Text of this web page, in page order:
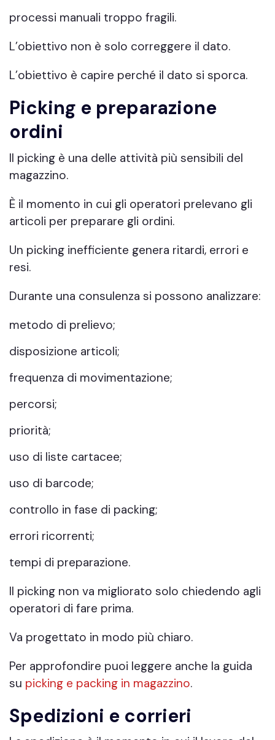
processi manuali troppo fragili.
L’obiettivo non è solo correggere il dato.
L’obiettivo è capire perché il dato si sporca.
Picking e preparazione
ordini
Il picking è una delle attività più sensibili del
magazzino.
È il momento in cui gli operatori prelevano gli
articoli per preparare gli ordini.
Un picking inefficiente genera ritardi, errori e
resi.
Durante una consulenza si possono analizzare:
metodo di prelievo;
disposizione articoli;
frequenza di movimentazione;
percorsi;
priorità;
uso di liste cartacee;
uso di barcode;
controllo in fase di packing;
errori ricorrenti;
tempi di preparazione.
Il picking non va migliorato solo chiedendo agli
operatori di fare prima.
Va progettato in modo più chiaro.
Per approfondire puoi leggere anche la guida
su picking e packing in magazzino.
Spedizioni e corrieri